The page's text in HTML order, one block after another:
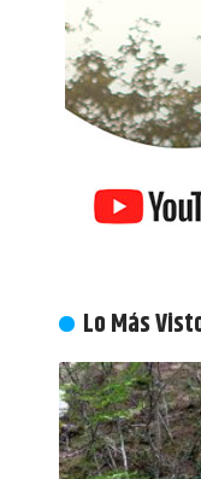
Lo Más